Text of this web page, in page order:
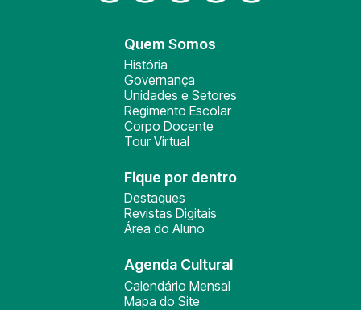
Quem Somos
História
Governança
Unidades e Setores
Regimento Escolar
Corpo Docente
Tour Virtual
Fique por dentro
Destaques
Revistas Digitais
Área do Aluno
Agenda Cultural
Calendário Mensal
Mapa do Site